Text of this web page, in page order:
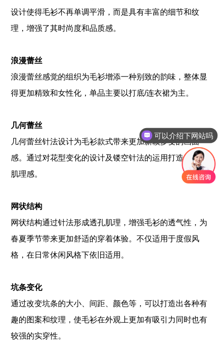
设计使得毛衫不再单调平滑，而是具有丰富的细节和纹
理，增强了其时尚度和品质感。
浪漫蕾丝
浪漫蕾丝感觉的组织为毛衫增添一种别致的韵味，整体显
得更加精致和女性化，单品主要以打底/连衣裙为主。
几何蕾丝
几何蕾丝针法设计为毛衫款式带来更加新颖多变的画面
感。通过对花型变化的设计及镂空针法的运用打造丰富的
肌理感。
网状结构
网状结构通过针法形成透孔肌理，增强毛衫的透气性，为
春夏季节带来更加舒适的穿着体验。不仅适用于度假风
格，在日常休闲风格下依旧适用。
坑条变化
通过改变坑条的大小、间距、颜色等，可以打造出各种有
趣的图案和纹理，使毛衫在外观上更加有吸引力同时也有
较强的实穿性。
可以介绍下网站吗